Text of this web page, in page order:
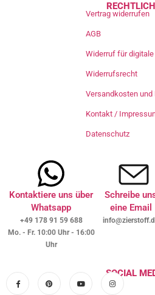
Vertrag widerrufen
AGB
Widerruf für
Widerrufsrecht
Versandkosten und
Kontakt /
Datenschutz
Kontaktiere uns über
Whatsapp
+49 178 91 59 688
Mo. - Fr. 10:00 Uhr - 16:00
Uhr
Schreibe
eine Email
SOCIAL